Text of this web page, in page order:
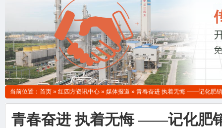
当前位置： 首页 » 红四方资讯中心 » 媒体报道 » 青春奋进 执着无悔 ——记化肥
青春奋进 执着无悔 ——记化肥